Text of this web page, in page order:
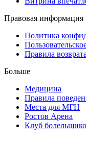
Правовая информация
Политика
Правила возврата
Больше
Медицина
Правила
Места для МГН
Ростов Арена
Клуб